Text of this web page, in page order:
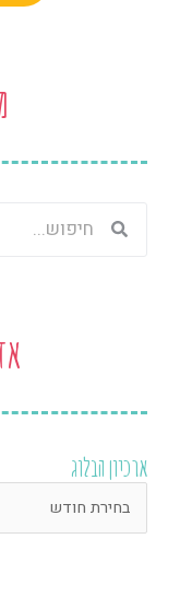
חיפוש
ארכיון הבלוג
ארכיון
הבלוג